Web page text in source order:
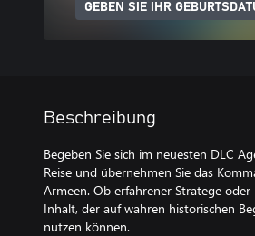
GEBEN SIE IHR
Beschreibung
Begeben Sie sich im neuesten DLC
Reise und übernehmen Sie das
Armeen. Ob erfahrener Stratege
Inhalt, der auf wahren historischen
nutzen können.